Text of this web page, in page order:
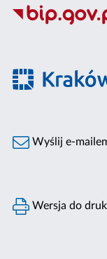
Wyślij e-
Wersja do